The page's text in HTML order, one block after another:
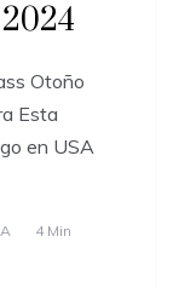
Otoño
Esta
en USA
4 Min